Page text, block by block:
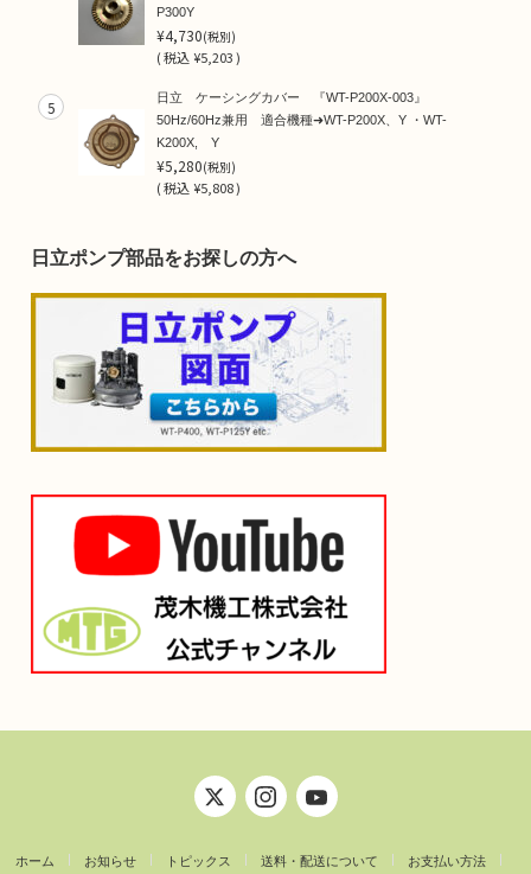
P300Y
¥4,730(税別)
(税込¥5,203 )
5
日立 ケーシングカバー 『WT-P200X-003』
50Hz/60Hz兼用 適合機種➜WT-P200X、Y ・WT-
K200X, Y
¥5,280(税別)
(税込¥5,808 )
日立ポンプ部品をお探しの方へ
ホーム お知らせ トピックス 送料・配送について お支払い方法